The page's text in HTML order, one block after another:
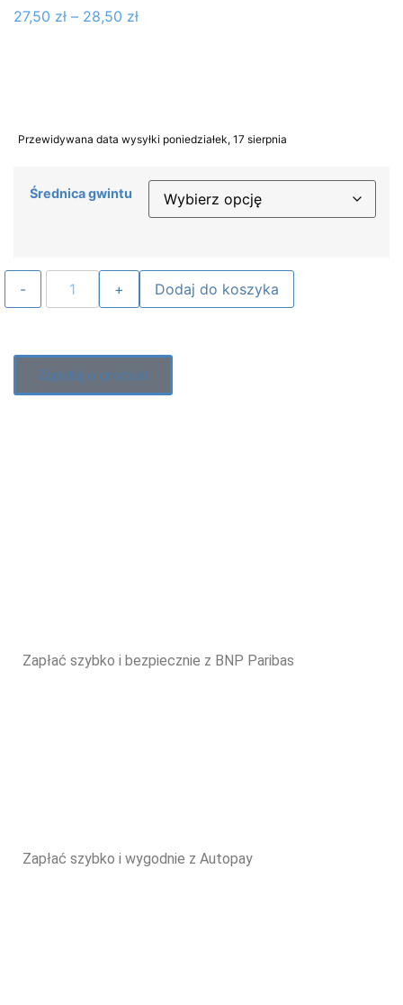
27,50 zł – 28,50 zł
Przewidywana data wysyłki poniedziałek, 17 sierpnia
Średnica gwintu
Dodaj do koszyka
Zapytaj o produkt
Zapłać szybko i bezpiecznie z BNP Paribas
Zapłać szybko i wygodnie z Autopay